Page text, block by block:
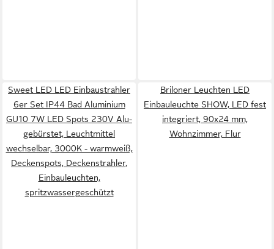
Sweet LED LED Einbaustrahler
6er Set IP44 Bad Aluminium
GU10 7W LED Spots 230V Alu-
gebürstet, Leuchtmittel
wechselbar, 3000K - warmweiß,
Deckenspots, Deckenstrahler,
Einbauleuchten,
spritzwassergeschützt
Briloner Leuchten LED
Einbauleuchte SHOW, LED fest
integriert, 90x24 mm,
Wohnzimmer, Flur